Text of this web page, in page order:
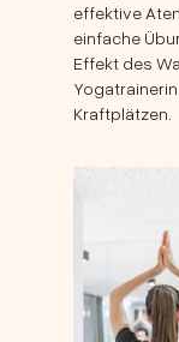
effektive
einfache
Effekt des
Kraftplätzen.